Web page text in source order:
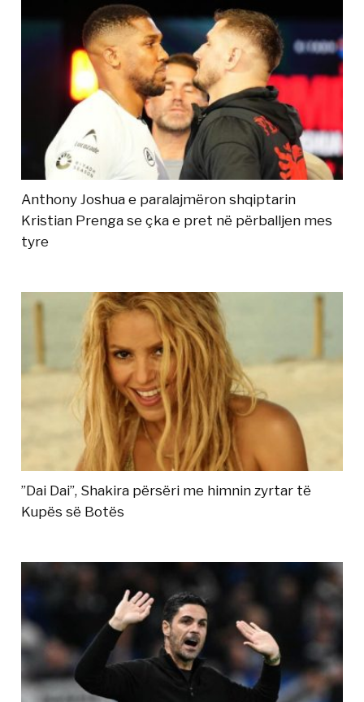
Anthony Joshua e paralajmëron shqiptarin
Kristian Prenga se çka e pret në përballjen mes
tyre
”Dai Dai”, Shakira përsëri me himnin zyrtar të
Kupës së Botës